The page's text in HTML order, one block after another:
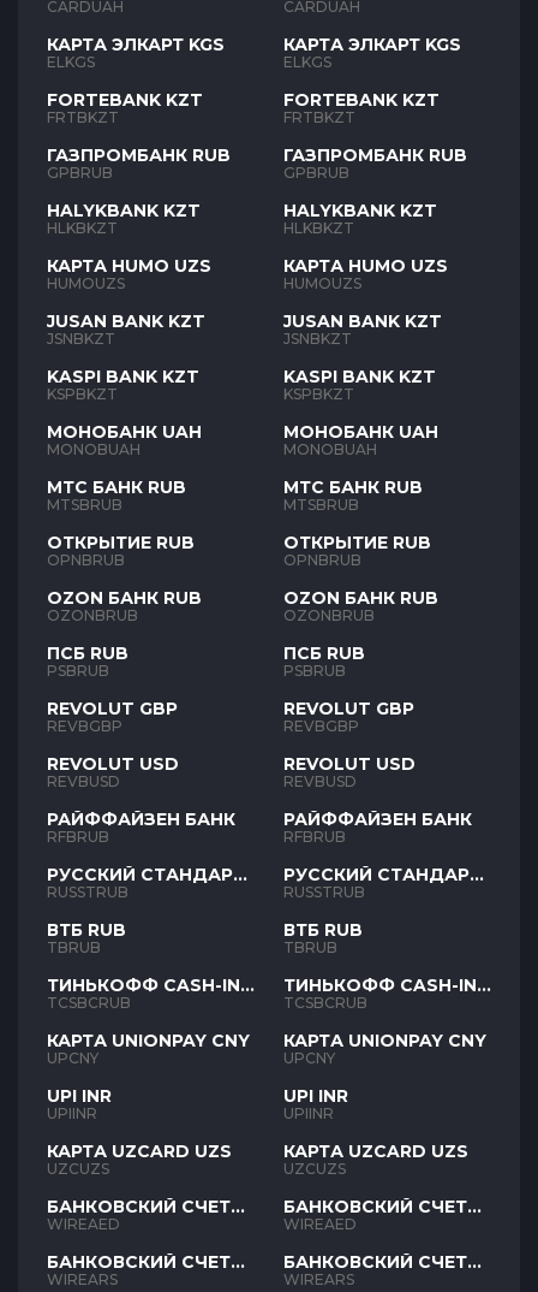
UAH
CARDUAH
КАРТА ЭЛКАРТ KGS
ELKGS
FORTEBANK KZT
FRTBKZT
ГАЗПРОМБАНК RUB
GPBRUB
HALYKBANK KZT
HLKBKZT
КАРТА HUMO UZS
HUMOUZS
JUSAN BANK KZT
JSNBKZT
KASPI BANK KZT
KSPBKZT
МОНОБАНК UAH
MONOBUAH
МТС БАНК RUB
MTSBRUB
ОТКРЫТИЕ RUB
OPNBRUB
OZON БАНК RUB
OZONBRUB
ПСБ RUB
PSBRUB
REVOLUT GBP
REVBGBP
REVOLUT USD
REVBUSD
РАЙФФАЙЗЕН БАНК
RFBRUB
РУССКИЙ СТАНДАРТ
RUB
RUSSTRUB
ВТБ RUB
TBRUB
ТИНЬКОФФ CASH-IN
RUB
TCSBCRUB
КАРТА UNIONPAY CNY
UPCNY
UPI INR
UPIINR
КАРТА UZCARD UZS
UZCUZS
БАНКОВСКИЙ СЧЕТ
AED
WIREAED
БАНКОВСКИЙ СЧЕТ
ARS
WIREARS
UAH
CARDUAH
КАРТА ЭЛКАРТ KGS
ELKGS
FORTEBANK KZT
FRTBKZT
ГАЗПРОМБАНК RUB
GPBRUB
HALYKBANK KZT
HLKBKZT
КАРТА HUMO UZS
HUMOUZS
JUSAN BANK KZT
JSNBKZT
KASPI BANK KZT
KSPBKZT
МОНОБАНК UAH
MONOBUAH
МТС БАНК RUB
MTSBRUB
ОТКРЫТИЕ RUB
OPNBRUB
OZON БАНК RUB
OZONBRUB
ПСБ RUB
PSBRUB
REVOLUT GBP
REVBGBP
REVOLUT USD
REVBUSD
РАЙФФАЙЗЕН БАНК
RFBRUB
РУССКИЙ СТАНДАРТ
RUB
RUSSTRUB
ВТБ RUB
TBRUB
ТИНЬКОФФ CASH-IN
RUB
TCSBCRUB
КАРТА UNIONPAY CNY
UPCNY
UPI INR
UPIINR
КАРТА UZCARD UZS
UZCUZS
БАНКОВСКИЙ СЧЕТ
AED
WIREAED
БАНКОВСКИЙ СЧЕТ
ARS
WIREARS